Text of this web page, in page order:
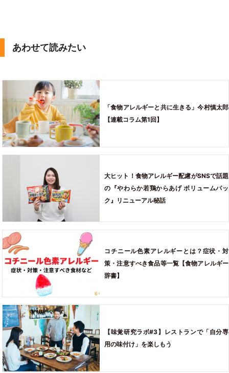
あわせて読みたい
「食物アレルギーと共に生きる」今村慎太郎
【連載コラム第1回】
大ヒット！食物アレルギー配慮がSNSで話題
の『やわらか若鶏からあげ ボリュームパッ
ク』リニューアル秘話
コチニール色素アレルギーとは？症状・対
策・注意すべき食品等一覧【食物アレルギー
辞書】
【味覚研究ラボ#3】レストランで「自分専
用の味付け」を楽しもう